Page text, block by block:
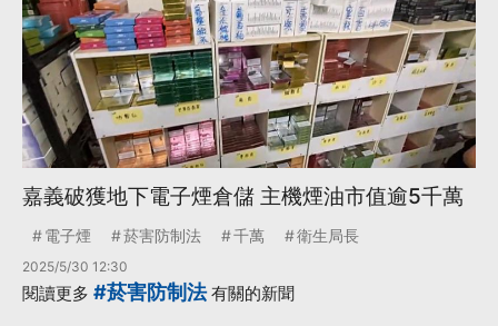
嘉義破獲地下電子煙倉儲 主機煙油市值逾5千萬
電子煙 菸害防制法 千萬 衛生局長
2025/5/30 12:30
閱讀更多 #菸害防制法有關的新聞